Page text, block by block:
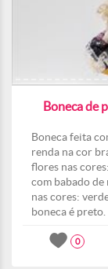
Boneca de
Boneca feita
renda na cor
flores nas
com babado
nas cores:
boneca é preto.
0